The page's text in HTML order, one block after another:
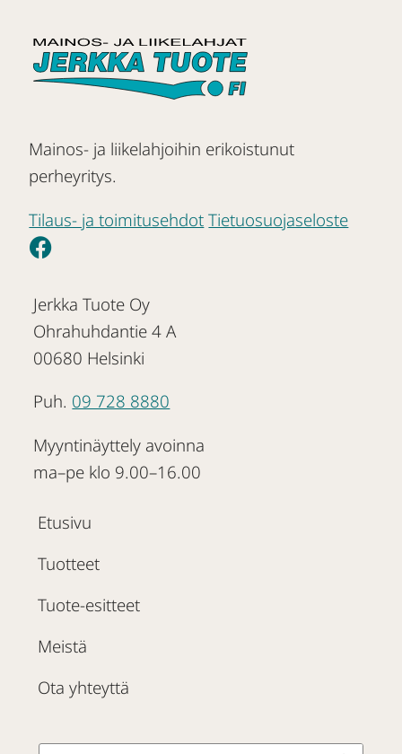
Mainos- ja liikelahjoihin erikoistunut
perheyritys.
Tilaus- ja toimitusehdot Tietuosuojaseloste
Jerkka Tuote Oy
Ohrahuhdantie 4 A
00680 Helsinki
Puh. 09 728 8880
Myyntinäyttely avoinna
ma–pe klo 9.00–16.00
Etusivu
Tuotteet
Tuote-esitteet
Meistä
Ota yhteyttä